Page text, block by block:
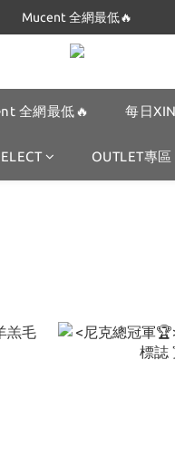
Dickies 最低$280起🔥
Mucent 全網最低🔥
Dickies 最低$280起🔥
全網最低🔥 每日
OUTLET專區